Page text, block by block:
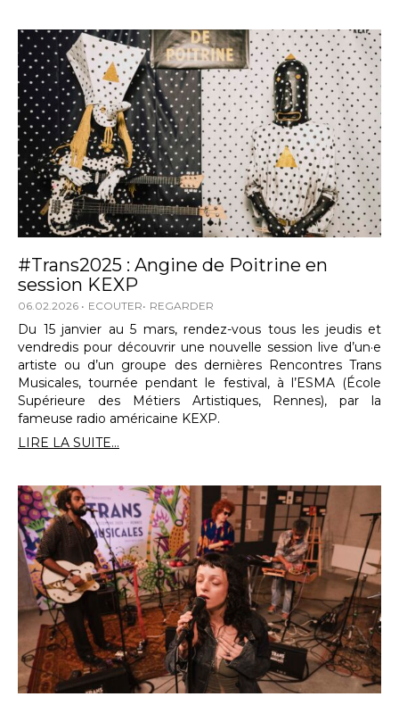
#Trans2025 : Angine de Poitrine en
session KEXP
06.02.2026 ECOUTER REGARDER
Du 15 janvier au 5 mars, rendez-vous tous les jeudis et
vendredis pour découvrir une nouvelle session live d’un·e
artiste ou d’un groupe des dernières Rencontres Trans
Musicales, tournée pendant le festival, à l’ESMA (École
Supérieure des Métiers Artistiques, Rennes), par la
fameuse radio américaine KEXP.
LIRE LA SUITE...